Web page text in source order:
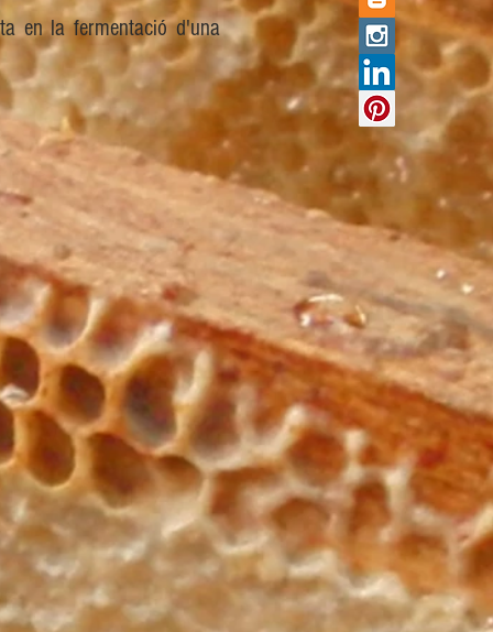
en la fermentació d'una